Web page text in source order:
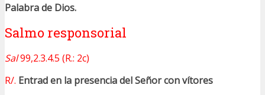
Palabra de Dios.
Salmo responsorial
Sal99,2.3.4.5 (R.: 2c)
R/. Entrad en la presencia del Señor con vítores